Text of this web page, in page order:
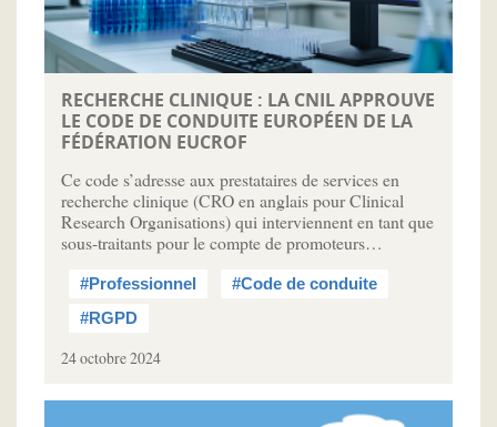
RECHERCHE CLINIQUE : LA CNIL APPROUVE
LE CODE DE CONDUITE EUROPÉEN DE LA
FÉDÉRATION EUCROF
Ce code s’adresse aux prestataires de services en
recherche clinique (CRO en anglais pour Clinical
Research Organisations) qui interviennent en tant que
sous-traitants pour le compte de promoteurs…
#Professionnel
#Code de conduite
#RGPD
24 octobre 2024